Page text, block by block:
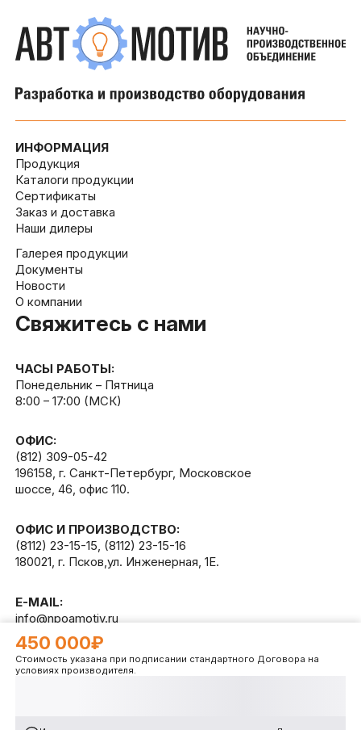
450 000₽
Стоимость указана при подписании стандартного Договора на
условиях производителя.
ИНФОРМАЦИЯ
Продукция
Каталоги продукции
Сертификаты
Заказ и доставка
Наши дилеры
Галерея продукции
Документы
Новости
О компании
Свяжитесь с нами
ЧАСЫ РАБОТЫ:
Понедельник – Пятница
8:00 – 17:00 (МСК)
ОФИС:
(812) 309-05-42
196158, г. Санкт-Петербург, Московское
шоссе, 46, офис 110.
ОФИС И ПРОИЗВОДСТВО:
(8112) 23-15-15, (8112) 23-15-16
180021, г. Псков,ул. Инженерная, 1Е.
E-MAIL:
info@npoamotiv.ru
Разработано вWEBCETERA